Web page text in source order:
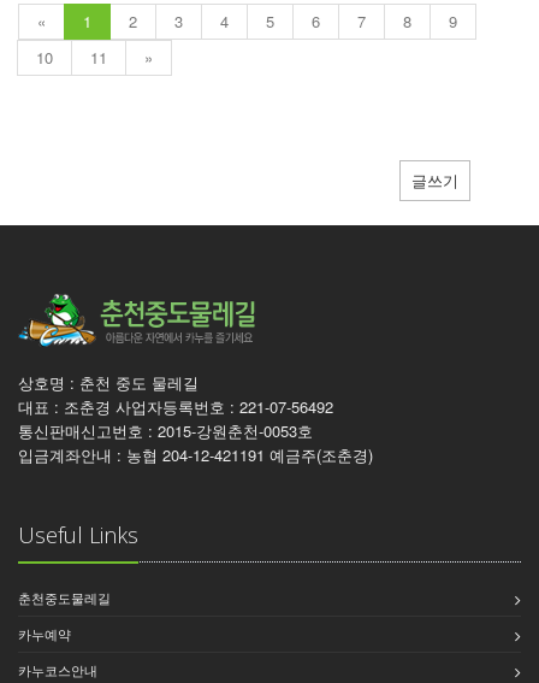
« 1 2 3 4 5 6 7 8
9
10
11 »
글쓰기
상호명 : 춘천 중도 물레길
대표 : 조춘경 사업자등록번호 : 221-07-56492
통신판매신고번호 : 2015-강원춘천-0053호
입금계좌안내 : 농협 204-12-421191 예금주(조춘경)
Useful Links
춘천중도물레길
카누예약
카누코스안내